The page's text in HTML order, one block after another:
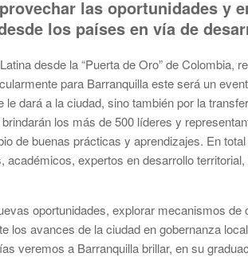
las oportunidades y
los países en vía de
desde la “Puerta de Oro” de Colombia,
para Barranquilla este será un
dará a la ciudad, sino también por la
los más de 500 líderes y
de buenas prácticas y aprendizajes. En
expertos en desarrollo
oportunidades, explorar mecanismos
los avances de la ciudad en gobernanza
veremos a Barranquilla brillar, en su